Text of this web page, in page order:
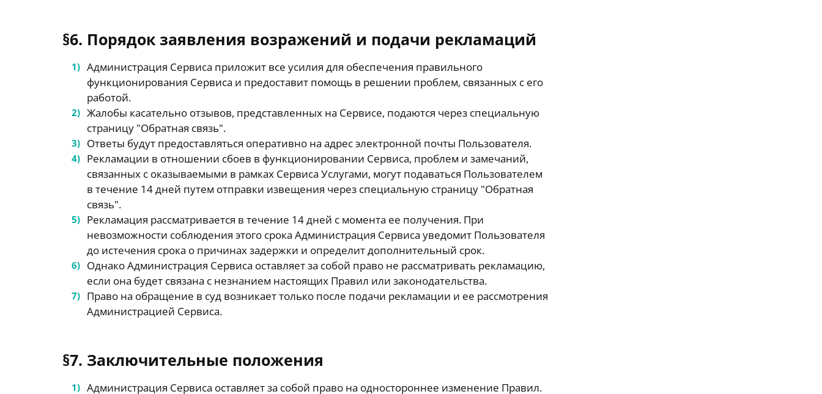
§6. Порядок заявления возражений и подачи рекламаций
Администрация Сервиса приложит все усилия для обеспечения правильного
функционирования Сервиса и предоставит помощь в решении проблем, связанных с его
работой.
Жалобы касательно отзывов, представленных на Сервисе, подаются через специальную
страницу "Обратная связь".
Ответы будут предоставляться оперативно на адрес электронной почты Пользователя.
Рекламации в отношении сбоев в функционировании Сервиса, проблем и замечаний,
связанных с оказываемыми в рамках Сервиса Услугами, могут подаваться Пользователем
в течение 14 дней путем отправки извещения через специальную страницу "Обратная
связь".
Рекламация рассматривается в течение 14 дней с момента ее получения. При
невозможности соблюдения этого срока Администрация Сервиса уведомит Пользователя
до истечения срока о причинах задержки и определит дополнительный срок.
Однако Администрация Сервиса оставляет за собой право не рассматривать рекламацию,
если она будет связана с незнанием настоящих Правил или законодательства.
Право на обращение в суд возникает только после подачи рекламации и ее рассмотрения
Администрацией Сервиса.
§7. Заключительные положения
Администрация Сервиса оставляет за собой право на одностороннее изменение Правил.